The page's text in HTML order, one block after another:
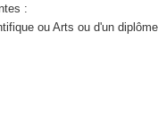
:
ou Arts ou d'un diplôme